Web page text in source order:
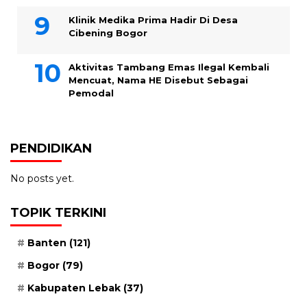
Klinik Medika Prima Hadir Di Desa
Cibening Bogor
Aktivitas Tambang Emas Ilegal Kembali
Mencuat, Nama HE Disebut Sebagai
Pemodal
PENDIDIKAN
No posts yet.
TOPIK TERKINI
Banten (121)
Bogor (79)
Kabupaten Lebak (37)